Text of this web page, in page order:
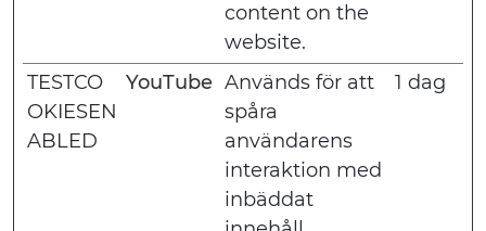
content on the
website.
TESTCO
OKIESEN
ABLED
YouTube Används för att
spåra
användarens
interaktion med
inbäddat
1 dag